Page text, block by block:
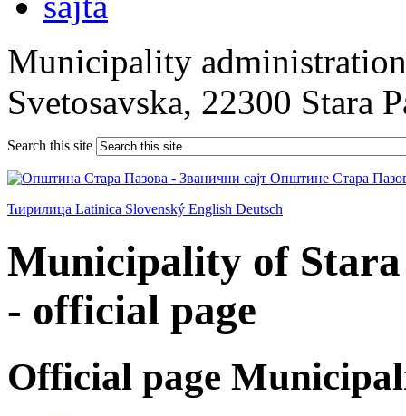
Municipality
Svetosavska, 22300 Stara
Search this site
Ћирилица Latinica Slovenský English Deutsch
Municipality of Stara
- official page
Official page